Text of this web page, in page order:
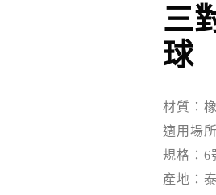
三
球
材質：
適用場
規格：6
產地：